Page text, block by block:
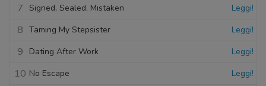
7 Signed, Sealed, Mistaken Leggi!
8 Taming My Stepsister Leggi!
9 Dating After Work Leggi!
10 No Escape Leggi!